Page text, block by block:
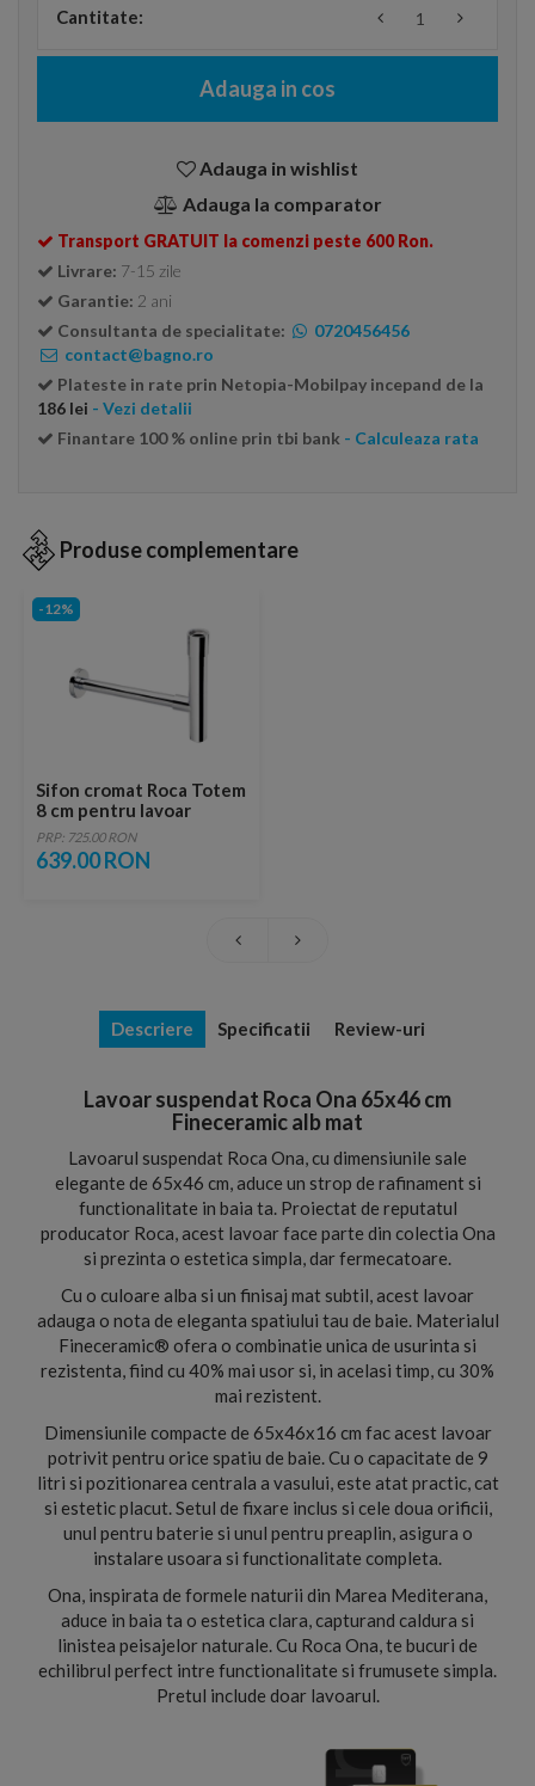
Cantitate:
Adauga in cos
Adauga in wishlist
Adauga la comparator
Transport GRATUIT la comenzi peste 600 Ron.
Livrare: 7-15 zile
Garantie: 2 ani
Consultanta de specialitate:
0720456456
contact@bagno.ro
Plateste in rate prin Netopia-Mobilpay incepand de la
186 lei - Vezi detalii
Finantare 100 % online prin tbi bank - Calculeaza rata
Produse complementare
-12%
Sifon cromat Roca Totem
8 cm pentru lavoar
PRP: 725.00 RON
639.00 RON
Descriere Specificatii Review-uri
Lavoar suspendat Roca Ona 65x46 cm
Fineceramic alb mat
Lavoarul suspendat Roca Ona, cu dimensiunile sale
elegante de 65x46 cm, aduce un strop de rafinament si
functionalitate in baia ta. Proiectat de reputatul
producator Roca, acest lavoar face parte din colectia Ona
si prezinta o estetica simpla, dar fermecatoare.
Cu o culoare alba si un finisaj mat subtil, acest lavoar
adauga o nota de eleganta spatiului tau de baie. Materialul
Fineceramic® ofera o combinatie unica de usurinta si
rezistenta, fiind cu 40% mai usor si, in acelasi timp, cu 30%
mai rezistent.
Dimensiunile compacte de 65x46x16 cm fac acest lavoar
potrivit pentru orice spatiu de baie. Cu o capacitate de 9
litri si pozitionarea centrala a vasului, este atat practic, cat
si estetic placut. Setul de fixare inclus si cele doua orificii,
unul pentru baterie si unul pentru preaplin, asigura o
instalare usoara si functionalitate completa.
Ona, inspirata de formele naturii din Marea Mediterana,
aduce in baia ta o estetica clara, capturand caldura si
linistea peisajelor naturale. Cu Roca Ona, te bucuri de
echilibrul perfect intre functionalitate si frumusete simpla.
Pretul include doar lavoarul.